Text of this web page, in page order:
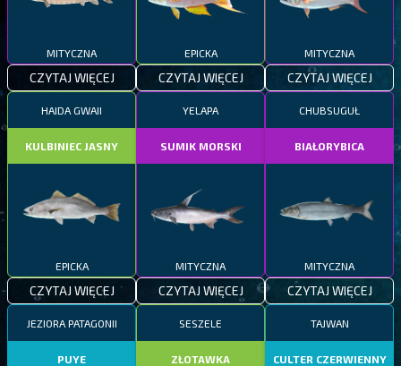
MITYCZNA
CZYTAJ WIĘCEJ
EPICKA
CZYTAJ WIĘCEJ
MITYCZNA
CZYTAJ WIĘCEJ
HAIDA GWAII
KULBINIEC JASNY
EPICKA
CZYTAJ WIĘCEJ
YELAPA
SUMIK MORSKI
MITYCZNA
CZYTAJ WIĘCEJ
CHUBSUGUŁ
BIAŁORYBICA
MITYCZNA
CZYTAJ WIĘCEJ
JEZIORA PATAGONII
PUYE
SESZELE
ZŁOTAWKA
TAJWAN
CULTER CZERWIENNY